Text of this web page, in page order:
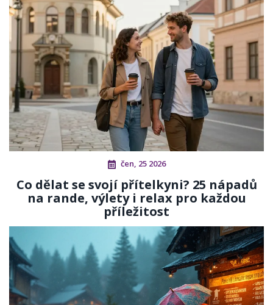
čen, 25 2026
Co dělat se svojí přítelkyni? 25 nápadů
na rande, výlety i relax pro každou
příležitost